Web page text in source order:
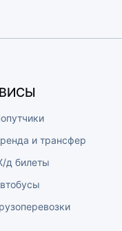
и трансфер
д билеты